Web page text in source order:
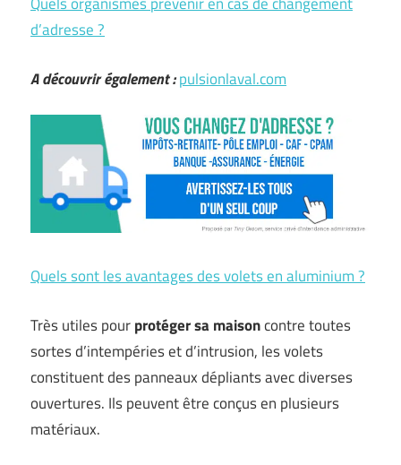
d’adresse ?
A découvrir également :pulsionlaval.com
Quels sont les avantages des volets en aluminium ?
Très utiles pourprotéger sa maisoncontre toutes
sortes d’intempéries et d’intrusion, les volets
constituent des panneaux dépliants avec diverses
ouvertures. Ils peuvent être conçus en plusieurs
matériaux.